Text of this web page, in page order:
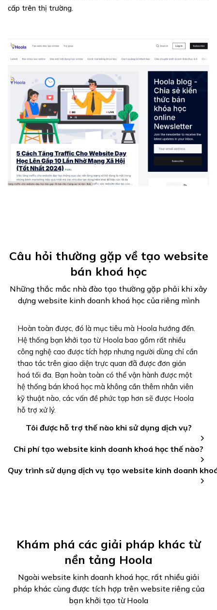
cấp trên thị trường.
Câu hỏi thường gặp về tạo website
bán khoá học
Những thắc mắc nhà đào tạo thường gặp phải khi xây
dựng website kinh doanh khoá học của riêng mình
Hoàn toàn được, đó là mục tiêu mà Hoola hướng đến.
Hệ thống bạn khởi tạo từ Hoola bao gồm rất nhiều
công nghệ cao được tích hợp nhưng người dùng chỉ cần
thao tác trên giao diện trực quan đã được đơn giản
hoá tối đa. Bạn hoàn toàn có thể vận hành được một
hệ thống bán khoá học mà không cần thêm nhân viên
kỹ thuật nào, các vấn đề phức tạp hơn sẽ được Hoola
hỗ trợ xử lý.
Tôi được hỗ trợ thế nào khi sử dụng dịch vụ?
Chi phí tạo website kinh doanh khoá học thế nào?
Quy trình sử dụng dịch vụ tạo website kinh doanh
Khám phá các giải pháp khác từ
nền tảng Hoola
Ngoài website kinh doanh khoá học, rất nhiều giải
pháp khác cùng được tích hợp trên website riêng của
bạn khởi tạo từ Hoola